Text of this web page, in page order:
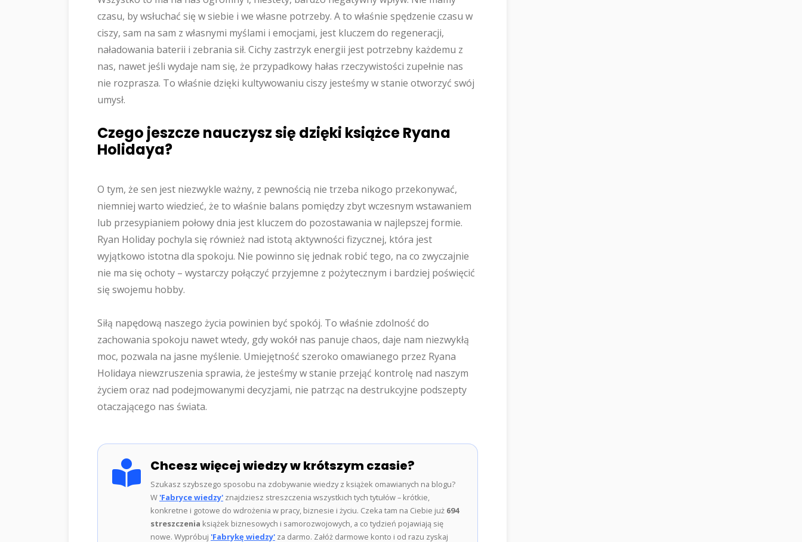
czasu, by wsłuchać się w siebie i we własne potrzeby. A to właśnie spędzenie czasu w
ciszy, sam na sam z własnymi myślami i emocjami, jest kluczem do regeneracji,
naładowania baterii i zebrania sił. Cichy zastrzyk energii jest potrzebny każdemu z
nas, nawet jeśli wydaje nam się, że przypadkowy hałas rzeczywistości zupełnie nas
nie rozprasza. To właśnie dzięki kultywowaniu ciszy jesteśmy w stanie otworzyć swój
umysł.
Czego jeszcze nauczysz się dzięki książce Ryana
Holidaya?
O tym, że sen jest niezwykle ważny, z pewnością nie trzeba nikogo przekonywać,
niemniej warto wiedzieć, że to właśnie balans pomiędzy zbyt wczesnym wstawaniem
lub przesypianiem połowy dnia jest kluczem do pozostawania w najlepszej formie.
Ryan Holiday pochyla się również nad istotą aktywności fizycznej, która jest
wyjątkowo istotna dla spokoju. Nie powinno się jednak robić tego, na co zwyczajnie
nie ma się ochoty – wystarczy połączyć przyjemne z pożytecznym i bardziej poświęcić
się swojemu hobby.
Siłą napędową naszego życia powinien być spokój. To właśnie zdolność do
zachowania spokoju nawet wtedy, gdy wokół nas panuje chaos, daje nam niezwykłą
moc, pozwala na jasne myślenie. Umiejętność szeroko omawianego przez Ryana
Holidaya niewzruszenia sprawia, że jesteśmy w stanie przejąć kontrolę nad naszym
życiem oraz nad podejmowanymi decyzjami, nie patrząc na destrukcyjne podszepty
otaczającego nas świata.
Chcesz więcej wiedzy w krótszym czasie?
Szukasz szybszego sposobu na zdobywanie wiedzy z książek omawianych na blogu?
W'Fabryce wiedzy' znajdziesz streszczenia wszystkich tych tytułów – krótkie,
konkretne i gotowe do wdrożenia w pracy, biznesie i życiu. Czeka tam na Ciebie już 694
streszczenia książek biznesowych i samorozwojowych, a co tydzień pojawiają się
nowe. Wypróbuj 'Fabrykę wiedzy' za darmo. Załóż darmowe konto i od razu zyskaj